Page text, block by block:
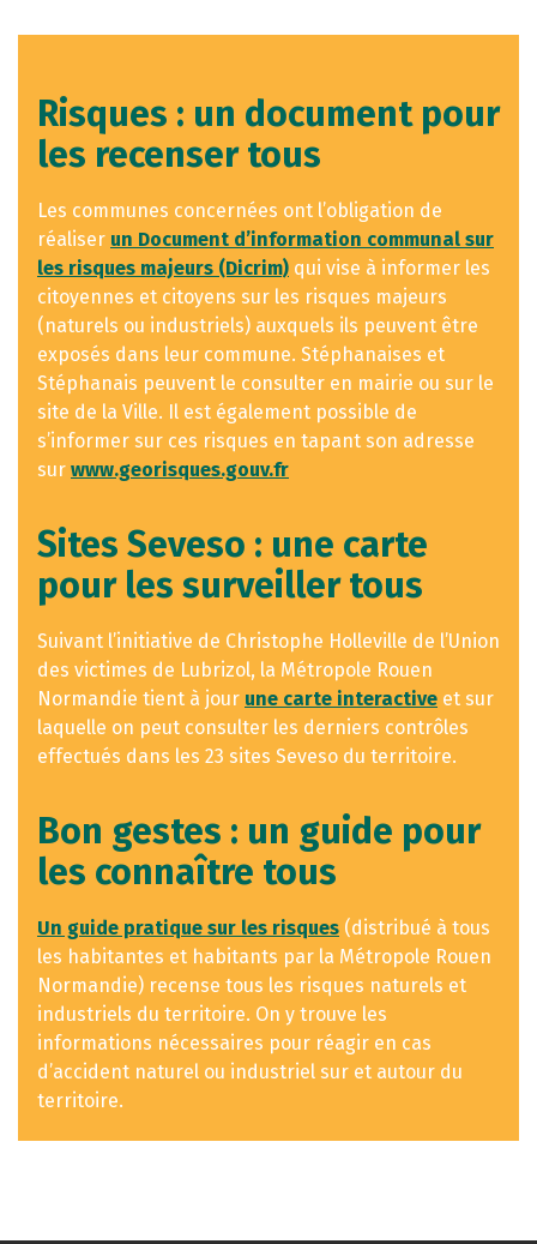
Risques : un document pour
les recenser tous
Les communes concernées ont l’obligation de
réaliser un Document d’information communal sur
les risques majeurs (Dicrim) qui vise à informer les
citoyennes et citoyens sur les risques majeurs
(naturels ou industriels) auxquels ils peuvent être
exposés dans leur commune. Stéphanaises et
Stéphanais peuvent le consulter en mairie ou sur le
site de la Ville. Il est également possible de
s’informer sur ces risques en tapant son adresse
sur www.georisques.gouv.fr
Sites Seveso : une carte
pour les surveiller tous
Suivant l’initiative de Christophe Holleville de l’Union
des victimes de Lubrizol, la Métropole Rouen
Normandie tient à jour une carte interactive et sur
laquelle on peut consulter les derniers contrôles
effectués dans les 23 sites Seveso du territoire.
Bon gestes : un guide pour
les connaître tous
Un guide pratique sur les risques (distribué à tous
les habitantes et habitants par la Métropole Rouen
Normandie) recense tous les risques naturels et
industriels du territoire. On y trouve les
informations nécessaires pour réagir en cas
d’accident naturel ou industriel sur et autour du
territoire.